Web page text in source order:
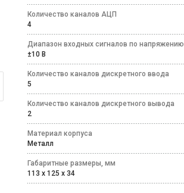
Количество каналов АЦП
4
Диапазон входных сигналов по напряжению
±10 В
Количество каналов дискретного ввода
5
Количество каналов дискретного вывода
2
Материал корпуса
Металл
Габаритные размеры, мм
113 x 125 x 34